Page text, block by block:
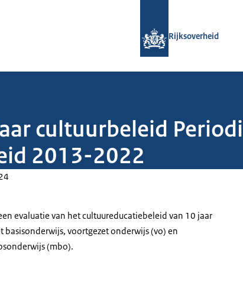
Rijksoverheid
cultuurbeleid
2013-2022
evaluatie van het cultuureducatiebeleid van 10 jaar
voortgezet onderwijs (vo) en
(mbo).